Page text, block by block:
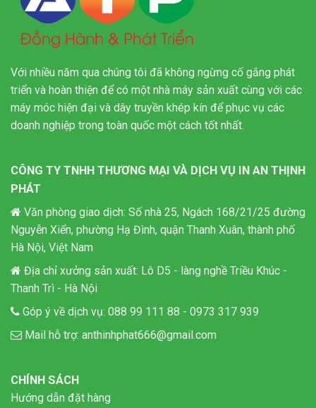
Với nhiều năm qua chúng tôi đã không ngừng cố gắng phát
triển và hoàn thiện để có một nhà máy sản xuất cùng với các
máy móc hiện đại và dây truyền khép kín để phục vụ các
doanh nghiệp trong toàn quốc một cách tốt nhất.
CÔNG TY TNHH THƯƠNG MẠI VÀ DỊCH VỤ IN AN THỊNH
PHÁT
Văn phòng giao dịch: Số nhà 25, Ngách 168/21/25 đường
Nguyễn Xiển, phường Hạ Đình, quận Thanh Xuân, thành phố
Hà Nội, Việt Nam
Địa chỉ xưởng sản xuất: Lô D5 - làng nghề Triều Khúc -
Thanh Trì - Hà Nội
Góp ý về dịch vụ: 088 99 111 88 - 0973 317 939
Mail hỗ trợ: anthinhphat666@gmail.com
CHÍNH SÁCH
Hướng dẫn đặt hàng